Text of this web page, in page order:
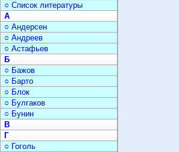
○ Список литературы
А
○ Андерсен
○ Андреев
○ Астафьев
Б
○ Бажов
○ Барто
○ Блок
○ Булгаков
○ Бунин
В
Г
○ Гоголь